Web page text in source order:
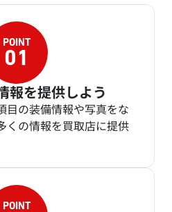
報を提供しよう
目の装備情報や写真をな
くの情報を買取店に提供